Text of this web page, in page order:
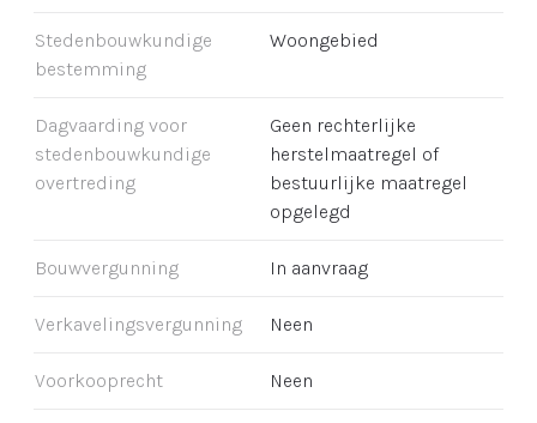
Stedenbouwkundige
bestemming
Woongebied
Dagvaarding voor
stedenbouwkundige
overtreding
Geen rechterlijke
herstelmaatregel of
bestuurlijke maatregel
opgelegd
Bouwvergunning In aanvraag
Verkavelingsvergunning Neen
Voorkooprecht Neen